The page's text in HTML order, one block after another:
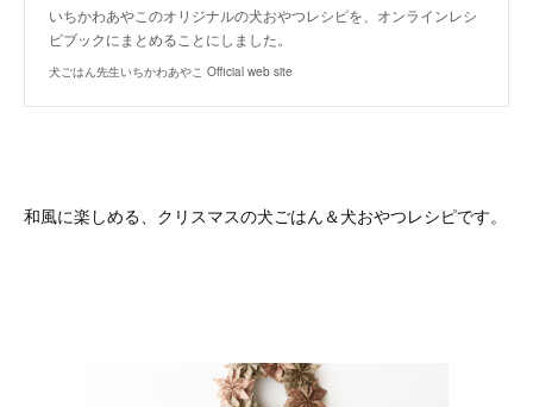
いちかわあやこのオリジナルの犬おやつレシピを、オンラインレシ
ピブックにまとめることにしました。
犬ごはん先生いちかわあやこ Official web site
和風に楽しめる、クリスマスの犬ごはん＆犬おやつレシピです。